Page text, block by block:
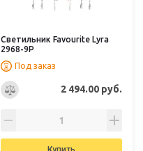
Светильник Favourite Lyra
2968-9P
Под заказ
2 494.00 руб.